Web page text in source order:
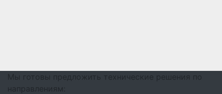
Мы готовы предложить технические решения по
направлениям: